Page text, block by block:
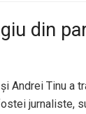
din
Andrei Tinu a
jurnaliste,